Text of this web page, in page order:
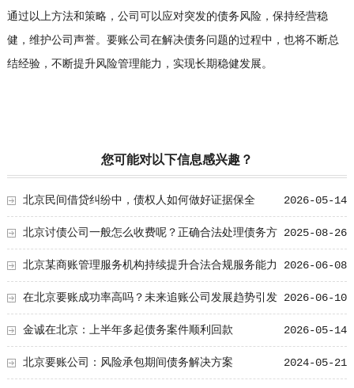
通过以上方法和策略，公司可以应对突发的债务风险，保持经营稳
健，维护公司声誉。要账公司在解决债务问题的过程中，也将不断总
结经验，不断提升风险管理能力，实现长期稳健发展。
您可能对以下信息感兴趣？
2026-05-14
北京民间借贷纠纷中，债权人如何做好证据保全
2025-08-26
北京讨债公司一般怎么收费呢？正确合法处理债务方
法 2026-06-08
北京某商账管理服务机构持续提升合法合规服务能力
助力企业化解应收账款难题 2026-06-10
在北京要账成功率高吗？未来追账公司发展趋势引发
行业关注 2026-05-14
金诚在北京：上半年多起债务案件顺利回款
2024-05-21
北京要账公司：风险承包期间债务解决方案